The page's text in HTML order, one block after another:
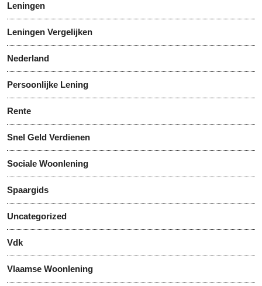
Leningen
Leningen Vergelijken
Nederland
Persoonlijke Lening
Rente
Snel Geld Verdienen
Sociale Woonlening
Spaargids
Uncategorized
Vdk
Vlaamse Woonlening